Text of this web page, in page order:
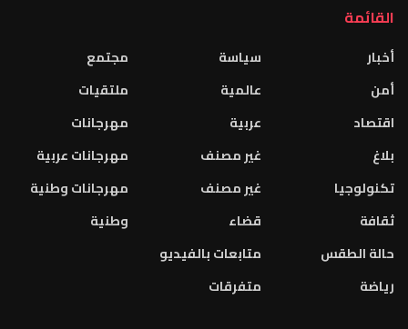
القائمة
أخبار
أمن
اقتصاد
بلاغ
تكنولوجيا
ثقافة
حالة الطقس
رياضة
سياسة
عالمية
عربية
غير مصنف
غير مصنف
قضاء
متابعات بالفيديو
متفرقات
مجتمع
ملتقيات
مهرجانات
مهرجانات عربية
مهرجانات وطنية
وطنية